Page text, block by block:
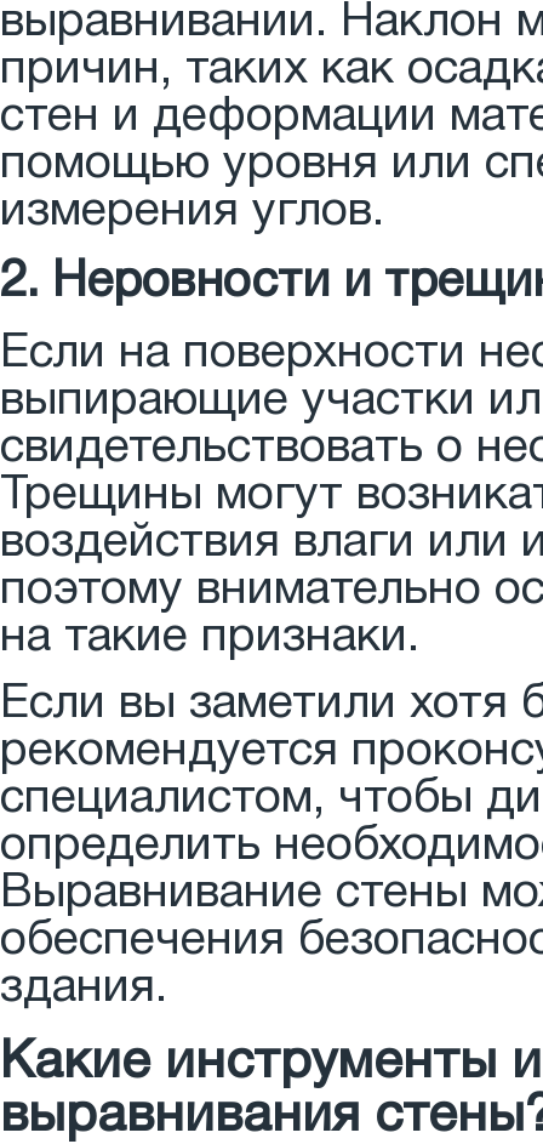
выравнивании. Наклон
причин, таких как
стен и деформации
помощью уровня или
измерения углов.
2. Неровности и
Если на поверхности
выпирающие участки
свидетельствовать о
Трещины могут
воздействия влаги или
поэтому внимательно
на такие признаки.
Если вы заметили хотя
рекомендуется
специалистом, чтобы
определить
Выравнивание стены
обеспечения
здания.
Какие инструменты
выравнивания